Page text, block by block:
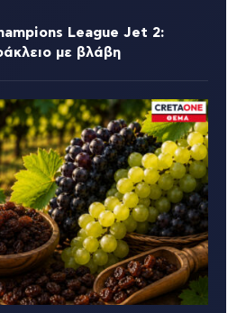
League Jet 2:
με βλάβη